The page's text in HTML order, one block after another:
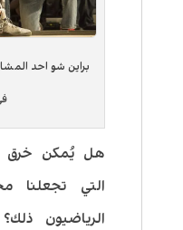
براين شو احد
هل يُمكن خرق
التي تجعلنا
الرياضيون